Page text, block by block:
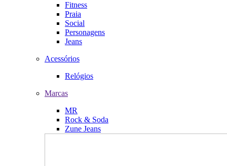
Fitness
Praia
Social
Personagens
Jeans
Acessórios
Relógios
Marcas
MR
Rock & Soda
Zune Jeans